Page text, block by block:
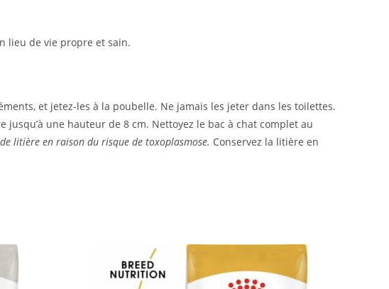
lieu de vie propre et sain.
et jetez-les à la poubelle. Ne jamais les jeter dans les toilettes.
une hauteur de 8 cm. Nettoyez le bac à chat complet au
litière en raison du risque de toxoplasmose. Conservez la litière en